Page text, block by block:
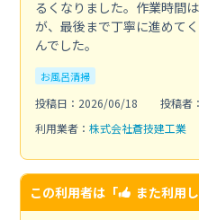
るくなりました。作業時間
が、最後まで丁寧に進めて
んでした。
お風呂清掃
投稿日：2026/06/18
投稿者
利用業者： 株式会社蒼技建工業
この利用者は「 また利用